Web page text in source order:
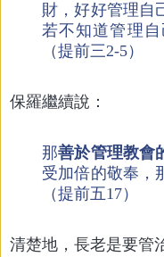
財，好好管理自
若不知道管理
（提前三2-5）
保羅繼續說：
那善於管理教會
受加倍的敬奉，
（提前五17）
清楚地，長老是要管